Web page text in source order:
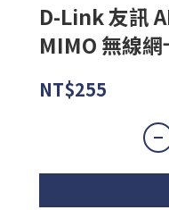
D-Link 友訊
MIMO 無線網
NT$255